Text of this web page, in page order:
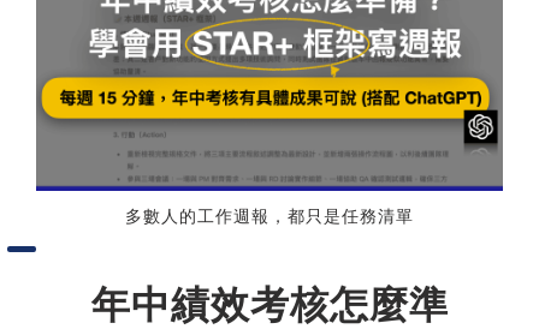
AI 職場應用｜上班族的 AI 學
AI 職場應用｜NotebookLM
職場工作復盤術
職場思維與工作術｜時間管理
職場思維與工作術｜卡片盒筆
多數人的工作週報，都只是任務清單
年中績效考核怎麼準